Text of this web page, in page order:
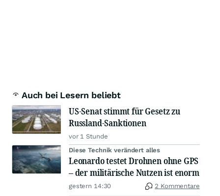
Auch bei Lesern beliebt
US-Senat stimmt für Gesetz zu
Russland-Sanktionen
vor 1 Stunde
Diese Technik verändert alles
Leonardo testet Drohnen ohne GPS
– der militärische Nutzen ist enorm
gestern 14:30 2 Kommentare